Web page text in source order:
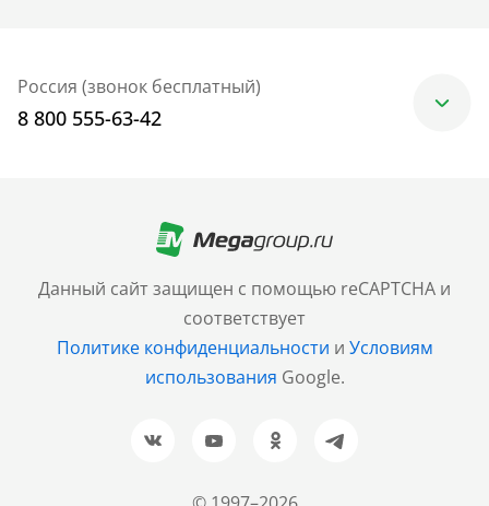
Данный сайт защищен с помощью reCAPTCHA и
соответствует
Политике конфиденциальности и Условиям
использования Google.
Россия (звонок бесплатный)
8 800 555-63-42
+7 (499) 705-30-10
Санкт-Петербург
+7 (812) 600-77-33
Барнаул
+7 (961) 999-93-93
Новосибирск